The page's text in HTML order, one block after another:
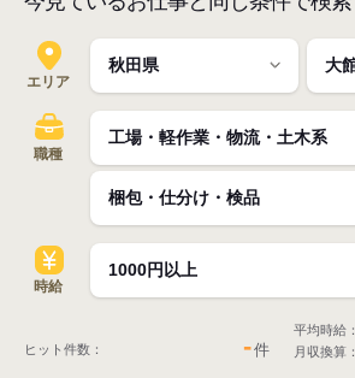
エリア
職種
時給
ヒット件数： -件
平均時給：
月収換算：